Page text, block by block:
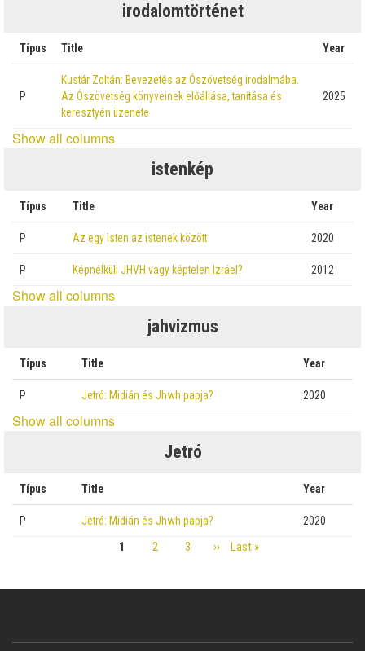
irodalomtörténet
Típus Title Year
P
Kustár Zoltán: Bevezetés az Ószövetség irodalmába.
Az Ószövetség könyveinek előállása, tanítása és
keresztyén üzenete
2025
Show all columns
istenkép
Típus Title Year
P Az egy Isten az istenek között 2020
P Képnélküli JHVH vagy képtelen Izráel? 2012
Show all columns
jahvizmus
Típus Title Year
P Jetró: Midián és Jhwh papja? 2020
Show all columns
Jetró
Típus Title Year
P Jetró: Midián és Jhwh papja? 2020
Page
1 Page
2 Page
3
Next
››
Last
Last »